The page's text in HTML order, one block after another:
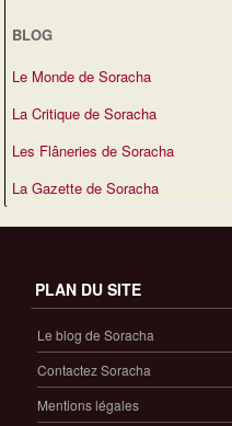
BLOG
Le Monde de Soracha
La Critique de Soracha
Les Flâneries de Soracha
La Gazette de Soracha
PLAN DU SITE
Le blog de Soracha
Contactez Soracha
Mentions légales